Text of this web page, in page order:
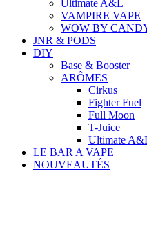
Ultimate A&L
VAMPIRE VAPE
WOW BY
JNR & PODS
DIY
Base & Booster
ARÔMES
Cirkus
Fighter Fuel
Full Moon
T-Juice
Ultimate
LE BAR A VAPE
NOUVEAUTÉS